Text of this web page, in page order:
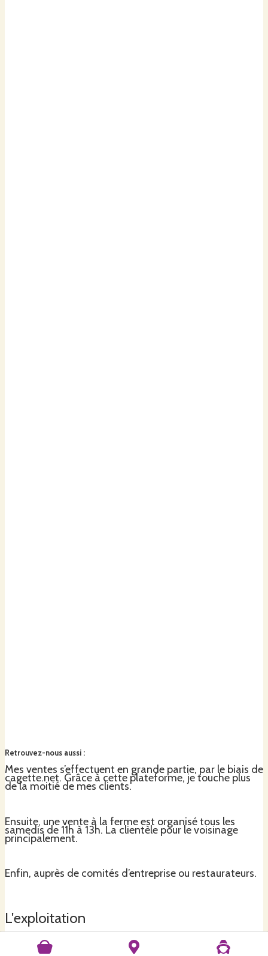
Retrouvez-nous aussi :
Mes ventes s’effectuent en grande partie, par le biais de
cagette.net. Grâce à cette plateforme, je touche plus
de la moitié de mes clients.
Ensuite, une vente à la ferme est organisé tous les
samedis de 11h à 13h. La clientèle pour le voisinage
principalement.
Enfin, auprès de comités d’entreprise ou restaurateurs.
L'exploitation